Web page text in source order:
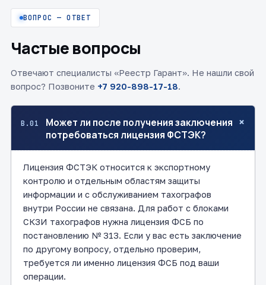
ВОПРОС — ОТВЕТ
Частые вопросы
Отвечают специалисты «Реестр Гарант». Не нашли свой
вопрос? Позвоните +7 920-898-17-18.
В.01
Может ли после получения заключения
потребоваться лицензия ФСТЭК?
+
Лицензия ФСТЭК относится к экспортному
контролю и отдельным областям защиты
информации и с обслуживанием тахографов
внутри России не связана. Для работ с блоками
СКЗИ тахографов нужна лицензия ФСБ по
постановлению № 313. Если у вас есть заключение
по другому вопросу, отдельно проверим,
требуется ли именно лицензия ФСБ под ваши
операции.